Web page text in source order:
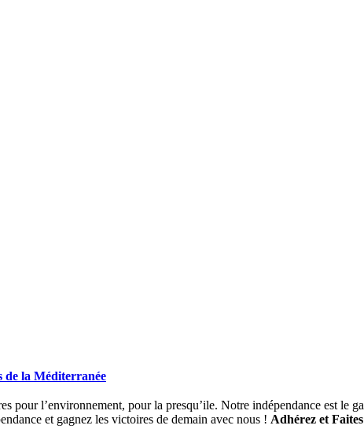
de la Méditerranée
pour l’environnement, pour la presqu’ile. Notre indépendance est le
et gagnez les victoires de demain avec nous ! Adhérez et